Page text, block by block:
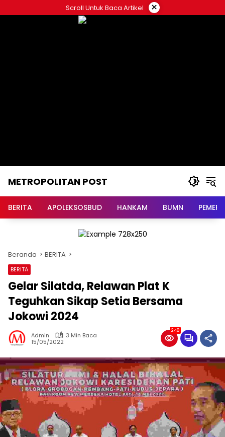
ke
Scroll Untuk Baca Artikel ×
METROPOLITAN POST
BERITA APOLEKSOSBUD HANKAM BUMN
Beranda BERITA
BERITA
Gelar Silatda, Relawan Plat K
Teguhkan Sikap Setia Bersama
Jokowi 2024
Admin
3 Min Baca
15/05/2022
248